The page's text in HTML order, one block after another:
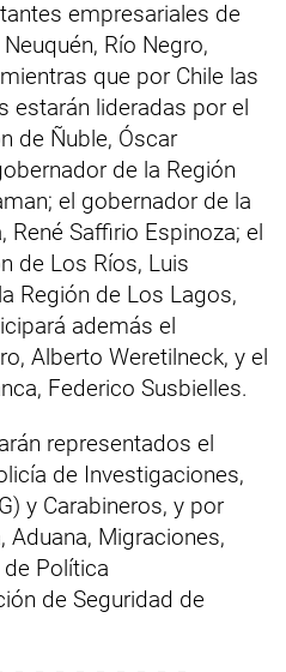
empresariales de
Río Negro,
que por Chile las
estarán lideradas por el
de Ñuble, Óscar
de la Región
el gobernador de la
René Saffirio Espinoza; el
de Los Ríos, Luis
Región de Los Lagos,
además el
Alberto Weretilneck, y el
Federico Susbielles.
representados el
de Investigaciones,
y Carabineros, y por
Aduana, Migraciones,
de Política
de Seguridad de